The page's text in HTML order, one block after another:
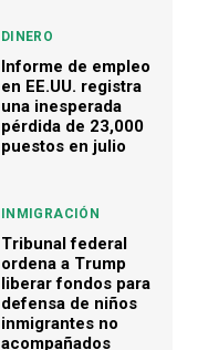
DINERO
Informe de empleo
en EE.UU. registra
una inesperada
pérdida de 23,000
puestos en julio
INMIGRACIÓN
Tribunal federal
ordena a Trump
liberar fondos para
defensa de niños
inmigrantes no
acompañados